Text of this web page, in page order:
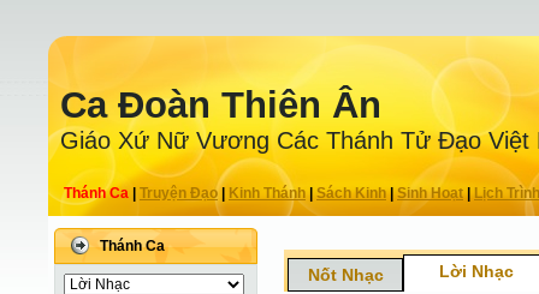
Ca Ðoàn Thiên Ân
Giáo Xứ Nữ Vương Các Thánh Tử Ðạo Việt
Thánh Ca Truyện Ðạo| Kinh Thánh Sách Kinh|Sinh Hoạt| Lịch Trình
Thánh Ca
Nốt Nhạc Lời Nhạc